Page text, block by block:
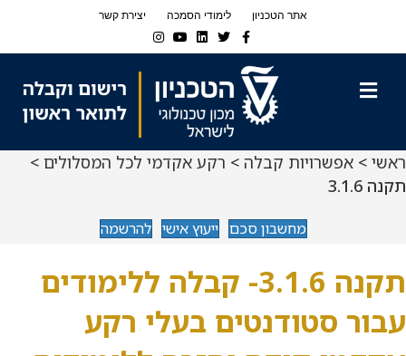
אתר הטכניון לימודי הסמכה
יצירת קשר
Facebook
Twitter
Linkedin
Youtube
Instagram
ראשי > אפשרויות קבלה > רקע אקדמי לכל המסלולים >
תקנה 3.1.6
מחשבון סכם ייעוץ אישי להרשמה
תקנה 3.1.6- קבלה ללימודים
עבור סטודנטים בעלי רקע